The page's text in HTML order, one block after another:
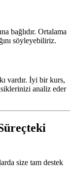
bağlıdır. Ortalama
söyleyebiliriz.
vardır. İyi bir kurs,
analiz eder
size tam destek